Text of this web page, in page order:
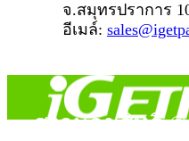
จ.สมุทรปราการ
อีเมล์:
สงวนลิขสิทธิ์ ©